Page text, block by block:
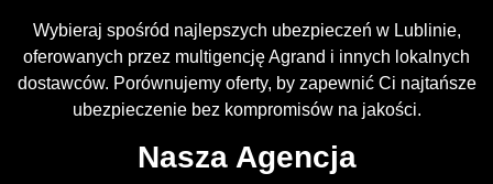
Wybieraj spośród najlepszych ubezpieczeń w Lublinie,
oferowanych przez multigencję Agrand i innych lokalnych
dostawców. Porównujemy oferty, by zapewnić Ci najtańsze
ubezpieczenie bez kompromisów na jakości.
Nasza Agencja